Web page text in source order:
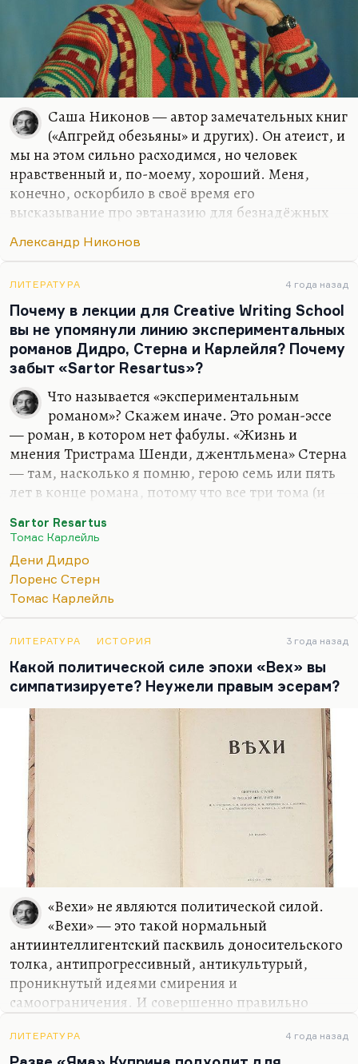
Саша Никонов — автор замечательных книг
(«Апгрейд обезьяны» и других). Он атеист, и
мы на этом сильно расходимся, но человек
нравственный и, по-моему, хороший. Меня,
конечно, оскорбило в своё время его
высказывание про эвтаназию для безнадёжных
сильно), но я понимаю, что за этим стояла всё-
Александр Никонов
ЛИТЕРАТУРА 4 года назад
Почему в лекции для Creative Writing School
вы не упомянули линию экспериментальных
романов Дидро, Стерна и Карлейля? Почему
забыт «Sartor Resartus»?
Что называется «экспериментальным
романом»? Скажем иначе. Это роман-эссе
— роман, в котором нет фабулы. «Жизнь и
мнения Тристрама Шенди, джентльмена» Стерна
— там, насколько я помню, герою семь или пять
лет в конце романа, потому что все три тома (и
рассуждения о чём попало — то, что называется
«даль свободного романа», такое паутинное,
несколько сетевое построение.
«Sartor Resartus» — почему я знаю об этом
знаю о нём из переписки Чуковского с Горьким,
полемики, которая у них была по поводу этой
книги во «Всемирной литературе». Чуковский
настаивал, что надо его включать. Горький
сказал, что книга…
Sartor Resartus
Томас Карлейль
Дени Дидро
Лоренс Стерн
Томас Карлейль
ЛИТЕРАТУРА ИСТОРИЯ 3 года назад
Какой политической силе эпохи «Вех» вы
симпатизируете? Неужели правым эсерам?
«Вехи» не являются политической силой.
«Вехи» — это такой нормальный
антиинтеллигентский пасквиль доносительского
толка, антипрогрессивный, антикультурый,
проникнутый идеями смирения и
самоограничения. И совершенно правильно
интеллигенцию, потому что больше ничего нет».
ЛИТЕРАТУРА 4 года назад